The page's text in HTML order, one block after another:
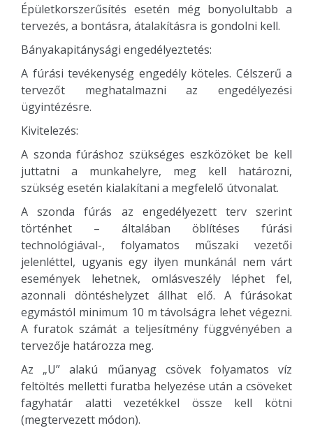
Épületkorszerűsítés esetén még bonyolultabb a
tervezés, a bontásra, átalakításra is gondolni kell.
Bányakapitánysági engedélyeztetés:
A fúrási tevékenység engedély köteles. Célszerű a
tervezőt meghatalmazni az engedélyezési
ügyintézésre.
Kivitelezés:
A szonda fúráshoz szükséges eszközöket be kell
juttatni a munkahelyre, meg kell határozni,
szükség esetén kialakítani a megfelelő útvonalat.
A szonda fúrás az engedélyezett terv szerint
történhet – általában öblítéses fúrási
technológiával-, folyamatos műszaki vezetői
jelenléttel, ugyanis egy ilyen munkánál nem várt
események lehetnek, omlásveszély léphet fel,
azonnali döntéshelyzet állhat elő. A fúrásokat
egymástól minimum 10 m távolságra lehet végezni.
A furatok számát a teljesítmény függvényében a
tervezője határozza meg.
Az „U” alakú műanyag csövek folyamatos víz
feltöltés melletti furatba helyezése után a csöveket
fagyhatár alatti vezetékkel össze kell kötni
(megtervezett módon).